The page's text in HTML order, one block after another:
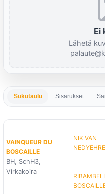
Ei
Lähetä
Sukutaulu Sisarukset
VAINQUEUR DU
BOSCAILLE
BH, SchH3,
Virkakoira
NIK VAN